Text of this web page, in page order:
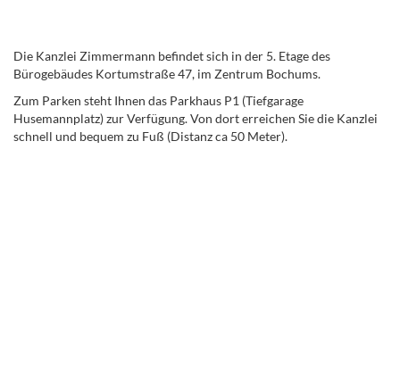
Die Kanzlei Zimmermann befindet sich in der 5. Etage des
Bürogebäudes Kortumstraße 47, im Zentrum Bochums.
Zum Parken steht Ihnen das Parkhaus P1 (Tiefgarage
Husemannplatz) zur Verfügung. Von dort erreichen Sie die Kanzlei
schnell und bequem zu Fuß (Distanz ca 50 Meter).